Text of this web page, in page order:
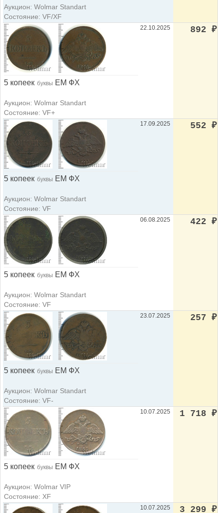
Аукцион: Wolmar Standart
Состояние: VF/XF
5 копеек буквы ЕМ ФХ
Аукцион: Wolmar Standart
Состояние: VF+
22.10.2025 892 ₽
5 копеек буквы ЕМ ФХ
Аукцион: Wolmar Standart
Состояние: VF
17.09.2025 552 ₽
5 копеек буквы ЕМ ФХ
Аукцион: Wolmar Standart
Состояние: VF
06.08.2025 422 ₽
5 копеек буквы ЕМ ФХ
Аукцион: Wolmar Standart
Состояние: VF-
23.07.2025 257 ₽
5 копеек буквы ЕМ ФХ
Аукцион: Wolmar VIP
Состояние: XF
10.07.2025 1 718 ₽
10.07.2025 3 299 ₽